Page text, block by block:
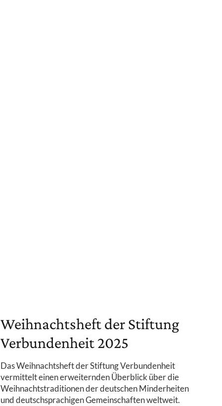
Weihnachtsheft der Stiftung
Verbundenheit 2025
Das Weihnachtsheft der Stiftung Verbundenheit
vermittelt einen erweiternden Überblick über die
Weihnachtstraditionen der deutschen Minderheiten
und deutschsprachigen Gemeinschaften weltweit.